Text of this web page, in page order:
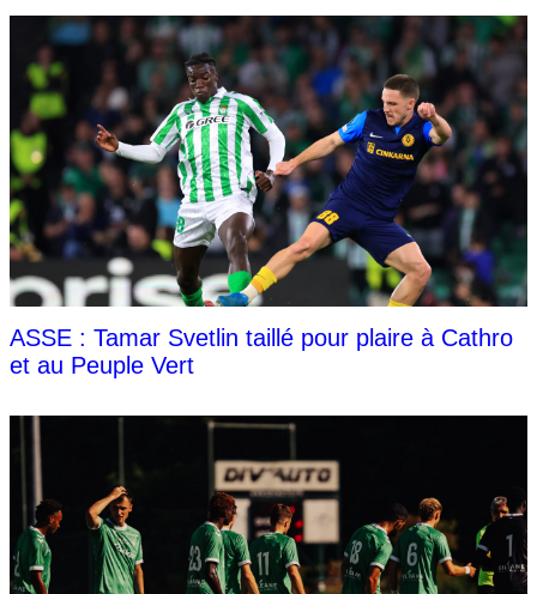
ASSE : Tamar Svetlin taillé pour plaire à Cathro
et au Peuple Vert